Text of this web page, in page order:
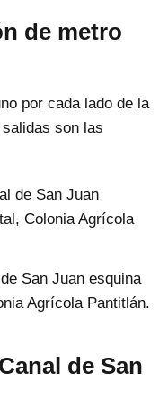
de metro
por cada lado de la
son las
de San Juan
Colonia Agrícola
San Juan esquina
Agrícola Pantitlán.
de San